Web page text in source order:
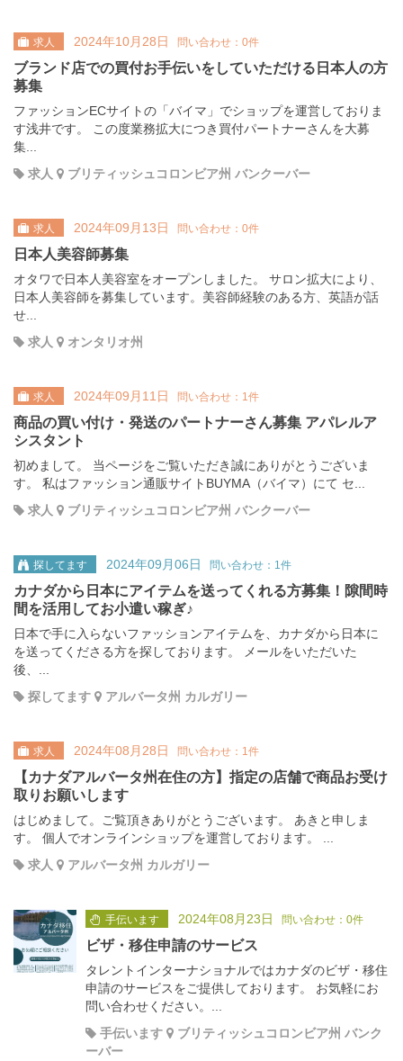
求人 2024年10月28日 問い合わせ：0件
ブランド店での買付お手伝いをしていただける日本人の方
募集
ファッションECサイトの「バイマ」でショップを運営しておりま
す浅井です。 この度業務拡大につき買付パートナーさんを大募
集...
求人
ブリティッシュコロンビア州 バンクーバー
求人 2024年09月13日 問い合わせ：0件
日本人美容師募集
オタワで日本人美容室をオープンしました。 サロン拡大により、
日本人美容師を募集しています。美容師経験のある方、英語が話
せ...
求人
オンタリオ州
求人 2024年09月11日 問い合わせ：1件
商品の買い付け・発送のパートナーさん募集 アパレルア
シスタント
初めまして。 当ページをご覧いただき誠にありがとうございま
す。 私はファッション通販サイトBUYMA（バイマ）にて セ...
求人
ブリティッシュコロンビア州 バンクーバー
探してます 2024年09月06日 問い合わせ：1件
カナダから日本にアイテムを送ってくれる方募集！隙間時
間を活用してお小遣い稼ぎ♪
日本で手に入らないファッションアイテムを、カナダから日本に
を送ってくださる方を探しております。 メールをいただいた
後、...
探してます
アルバータ州 カルガリー
求人 2024年08月28日 問い合わせ：1件
【カナダアルバータ州在住の方】指定の店舗で商品お受け
取りお願いします
はじめまして。ご覧頂きありがとうございます。 あきと申しま
す。 個人でオンラインショップを運営しております。 ...
求人
アルバータ州 カルガリー
手伝います 2024年08月23日 問い合わせ：0件
ビザ・移住申請のサービス
タレントインターナショナルではカナダのビザ・移住
申請のサービスをご提供しております。 お気軽にお
問い合わせください。...
手伝います
ブリティッシュコロンビア州 バンク
ーバー